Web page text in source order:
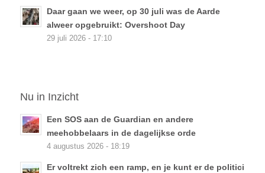
Daar gaan we weer, op 30 juli was de Aarde
alweer opgebruikt: Overshoot Day
29 juli 2026 - 17:10
Nu in Inzicht
Een SOS aan de Guardian en andere
meehobbelaars in de dagelijkse orde
4 augustus 2026 - 18:19
Er voltrekt zich een ramp, en je kunt er de politici